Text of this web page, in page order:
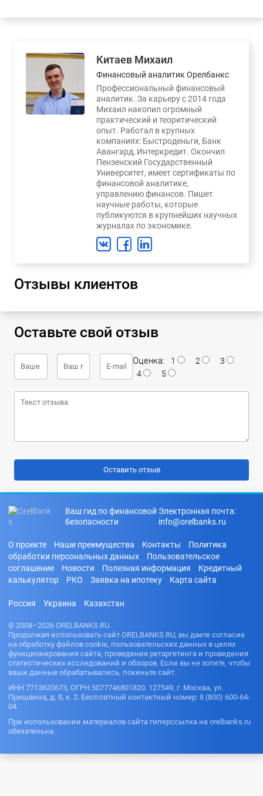
Китаев Михаил
Финансовый аналитик Орелбанкс
Профессиональный финансовый
аналитик. За карьеру с 2014 года
Михаил накопил огромный
практический и теоритический
опыт. Работал в крупных
компаниях: Быстроденьги, Банк
Авангард, Интеркредит. Окончил
Пензенский Государственный
Университет, имеет сертификаты по
финансовой аналитике,
управлению финансов. Пишет
научные работы, которые
публикуются в крупнейших научных
журналах по экономике.
Отзывы клиентов
Оставьте свой отзыв
Оценка: 1 2
3
4
5
Ваш гид по финансовой
безопасности
Электронная почта:
info@orelbanks.ru
О проекте Наши преимущества Контакты
Политика
обработки персональных данных
Пользовательское
соглашение
Новости Полезная информация
Кредитный
калькулятор
РКО Заявка на ипотеку Карта сайта
Россия Украина Казахстан
© 2008–2026 ORELBANKS.RU.
Продолжая использовать сайт ORELBANKS.RU, вы даете согласие
на обработку файлов cookie, пользовательских данных в целях
функционирования сайта, проведения ретаргетинга и проведения
статистических исследований и обзоров. Если вы не хотите, чтобы
ваши данные обрабатывались, покиньте сайт.
ИНН 7713620673, ОГРН 5077746801820. 127549, г. Москва, ул.
Пришвина, д. 8, к. 2. Бесплатный контактный номер: 8 (800) 600-64-
04.
При использовании материалов сайта гиперссылка на orelbanks.ru
обязательна.